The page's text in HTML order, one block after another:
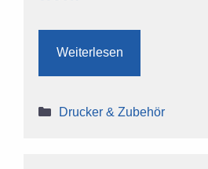
Weiterlesen
Kategorien
Drucker & Zubehör